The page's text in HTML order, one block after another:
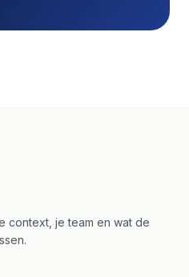
context, je team en wat de